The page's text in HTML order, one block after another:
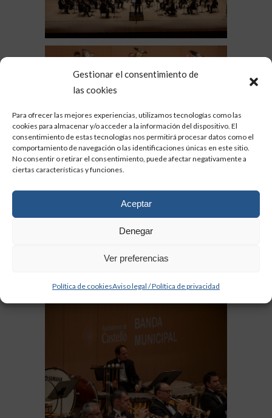
Gestionar el consentimiento de
las cookies
Para ofrecer las mejores experiencias, utilizamos tecnologías como las
cookies para almacenar y/o acceder a la información del dispositivo. El
consentimiento de estas tecnologías nos permitirá procesar datos como el
comportamiento de navegación o las identificaciones únicas en este sitio.
No consentir o retirar el consentimiento, puede afectar negativamente a
ciertas características y funciones.
Aceptar
Denegar
Ver preferencias
Política de cookiesAviso legal / Política de privacidad